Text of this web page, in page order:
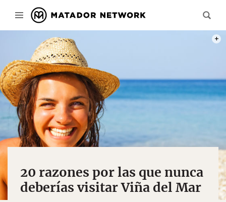
FOTO:
20 razones por las que nunca
deberías visitar Viña del Mar